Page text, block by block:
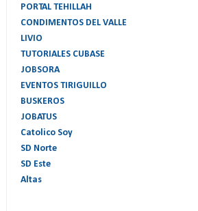
PORTAL TEHILLAH
CONDIMENTOS DEL VALLE
LIVIO
TUTORIALES CUBASE
JOBSORA
EVENTOS TIRIGUILLO
BUSKEROS
JOBATUS
Catolico Soy
SD Norte
SD Este
Altas